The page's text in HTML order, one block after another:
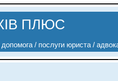
ПЛЮС
/ послуги юриста /